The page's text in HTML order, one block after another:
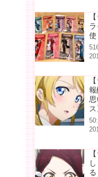
使
報
ス
る